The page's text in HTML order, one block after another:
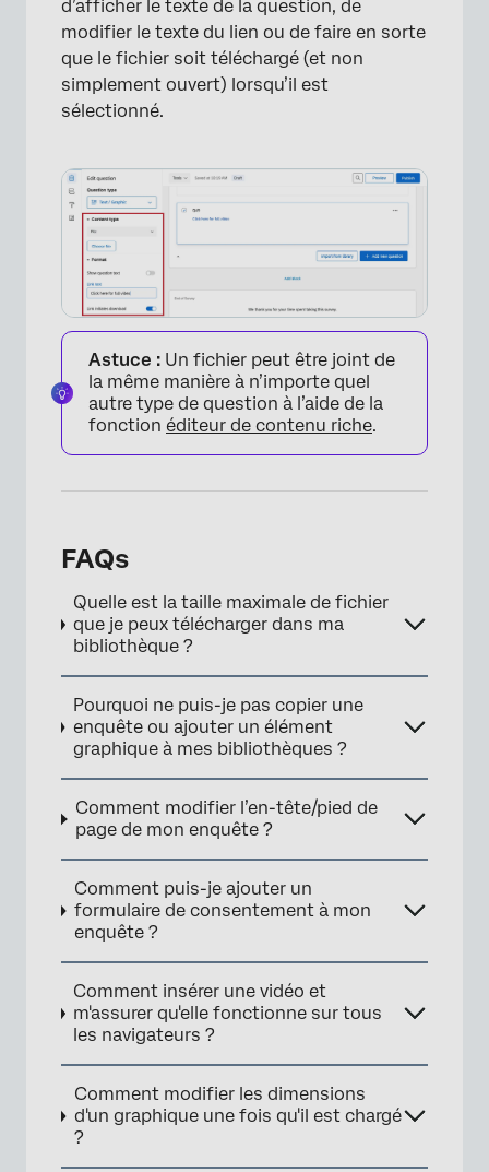
d’afficher le texte de la question, de
modifier le texte du lien ou de faire en sorte
que le fichier soit téléchargé (et non
simplement ouvert) lorsqu’il est
sélectionné.
Astuce : Un fichier peut être joint de
la même manière à n’importe quel
autre type de question à l’aide de la
fonction éditeur de contenu riche.
FAQs
Quelle est la taille maximale de fichier
que je peux télécharger dans ma
bibliothèque ?
Pourquoi ne puis-je pas copier une
enquête ou ajouter un élément
graphique à mes bibliothèques ?
Comment modifier l’en-tête/pied de
page de mon enquête ?
Comment puis-je ajouter un
formulaire de consentement à mon
enquête ?
Comment insérer une vidéo et
m'assurer qu'elle fonctionne sur tous
les navigateurs ?
Comment modifier les dimensions
d'un graphique une fois qu'il est chargé
?